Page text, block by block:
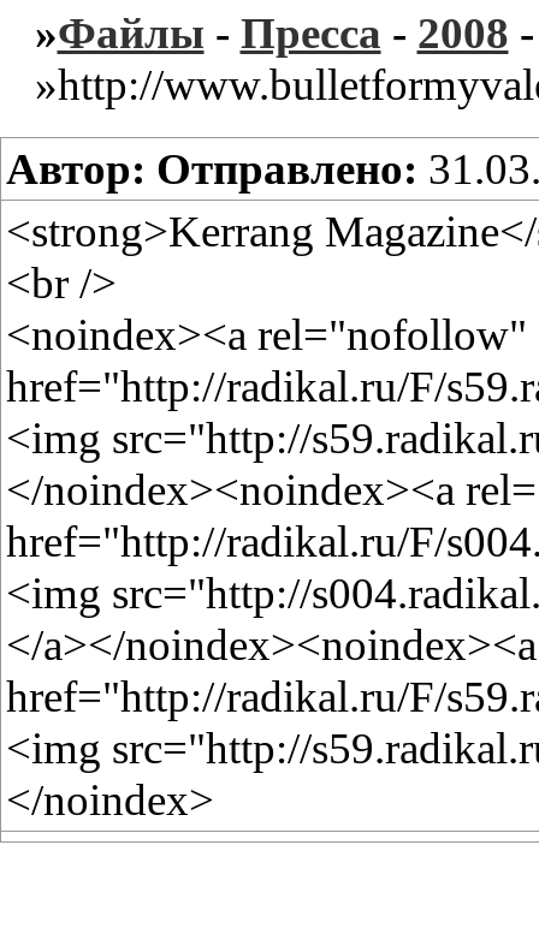
»Файлы - Пресса - 2008
»http://
Автор: Отправлено:
<strong>Kerrang
<br />
<noindex><a rel="nofollow"
href="http://radikal.ru/F/
<img src="http://
</noindex><noindex><a
href="http://radikal.ru/F/
<img src="http://
</a></
href="http://radikal.ru/F/
<img src="http://
</noindex>